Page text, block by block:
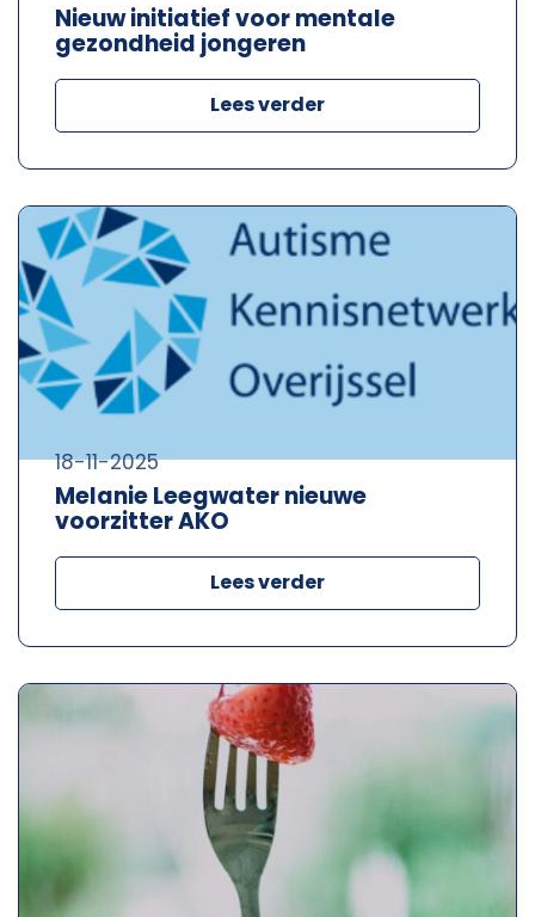
Nieuw initiatief voor mentale
gezondheid jongeren
Lees verder
Melanie Leegwater nieuwe
voorzitter AKO
18-11-2025
Lees verder